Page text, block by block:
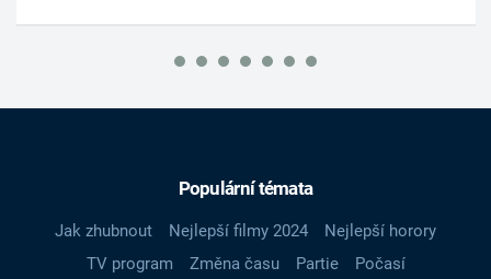
Populární témata
Jak zhubnout Nejlepší filmy 2024
Nejlepší horory
TV program
Změna času Partie
Počasí